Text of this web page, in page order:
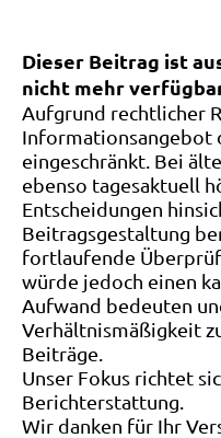
Dieser Beitrag ist
nicht mehr
Aufgrund rechtlicher
Informationsangebot
eingeschränkt. Bei
ebenso tagesaktuell
Entscheidungen
Beitragsgestaltung
fortlaufende
würde jedoch einen
Aufwand bedeuten
Verhältnismäßigkeit
Beiträge.
Unser Fokus richtet
Berichterstattung.
Wir danken für Ihr